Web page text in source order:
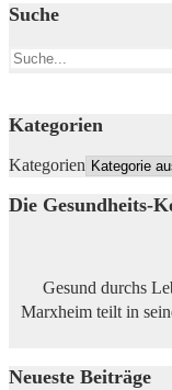
Suche
Kategorien
Kategorien
Die Gesundheits-
Gesund durchs
Marxheim teilt in
Neueste Beiträge